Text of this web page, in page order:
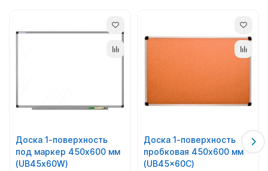
Доска 1-поверхность
под маркер 450х600 мм
(UB45х60W)
Доска 1-поверхность
пробковая 450х600 мм
(UB45x60C)